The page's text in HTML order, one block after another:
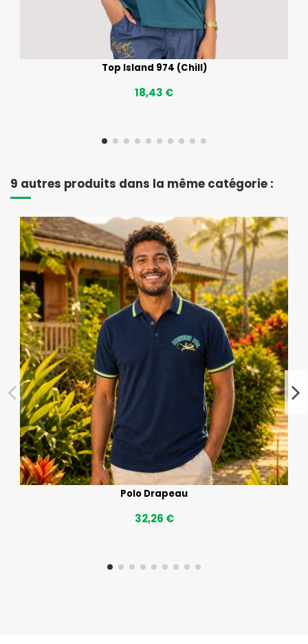
Top Island 974 (Chill)
18,43 €
9 autres produits dans la même catégorie :
Polo Drapeau
32,26 €